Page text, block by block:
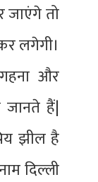
जाएंगे तो
लगेगी।
और
हैं|
झील है
दिल्ली